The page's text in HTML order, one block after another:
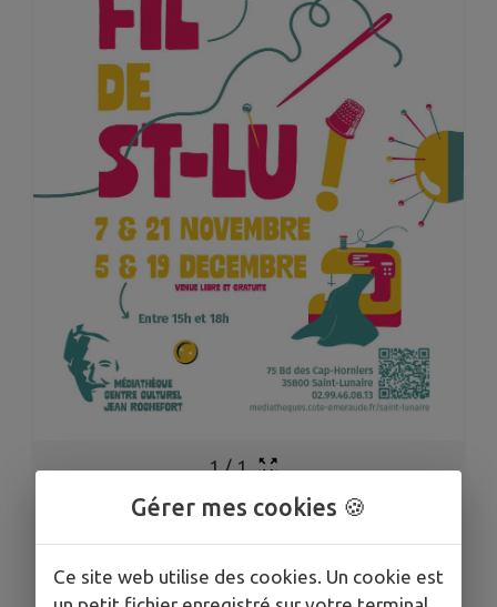
1/1
Le fil de St-Lu ! Club
Gérer mes cookies 🍪
Ce site web utilise des cookies. Un cookie est